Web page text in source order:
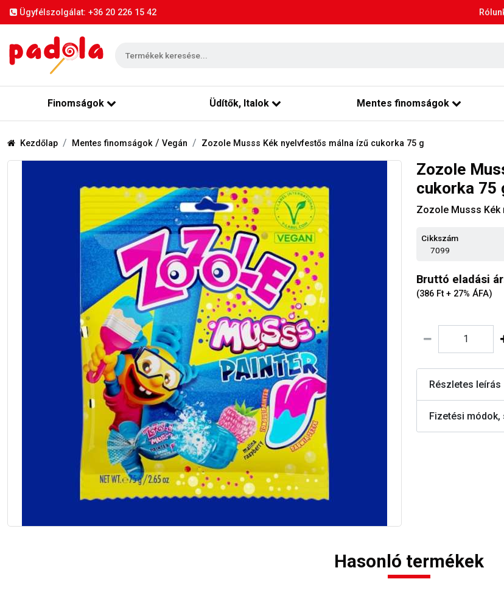
Ügyfélszolgálat: +36 20 226 15 42
Finomságok Üdítők, Italok Mentes finomságok
Kezdőlap Mentes finomságok / Vegán Zozole Musss Kék nyelvfestős málna ízű cukorka 75 g
Zozole
cukorka 75
Zozole Musss Kék
Cikkszám
7099
Bruttó eladási
(386 Ft + 27% ÁFA)
Részletes leírás
Fizetési
Hasonló termékek